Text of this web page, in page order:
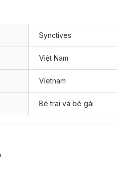
Synctives
Việt Nam
Vietnam
Bé trai và bé gái